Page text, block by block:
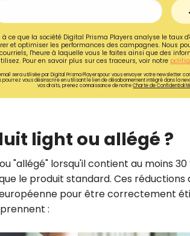
à ce que la société Digital Prisma Players analyse le taux
et optimiser les performances des campagnes. Nous
l'heure à laquelle vous le faites ainsi que des
Pour en savoir plus sur ces traceurs, voir notre
sera utilisée par Digital Prisma Playerspour vous envoyer votre newsletter
pourrez vous désinscrire en utilisant le lien de désabonnement intégré dans la
vos droits, prenez connaissance de notreCharte de
light ou allégé ?
"allégé" lorsqu'il contient au moins 30
le produit standard. Ces
pour être correctement
:
Recevez
recettes
Ainsi que la